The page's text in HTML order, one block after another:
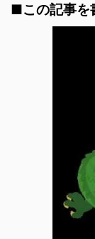
■この記事を